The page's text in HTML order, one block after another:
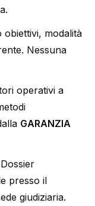
modalità
Nessuna
operativi a
GARANZIA
presso il
giudiziaria.